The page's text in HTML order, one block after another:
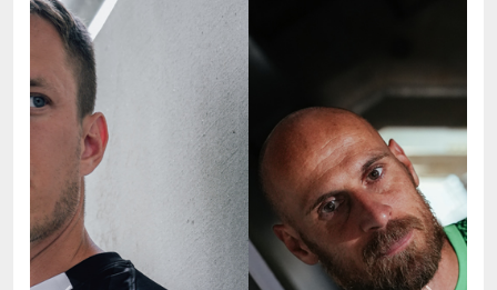
Previous Next